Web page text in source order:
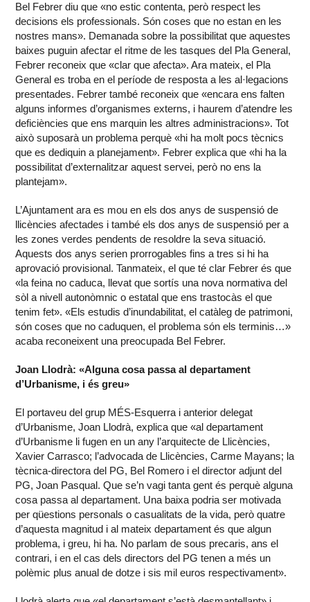
Bel Febrer diu que «no estic contenta, però respect les
decisions els professionals. Són coses que no estan en les
nostres mans». Demanada sobre la possibilitat que aquestes
baixes puguin afectar el ritme de les tasques del Pla General,
Febrer reconeix que «clar que afecta». Ara mateix, el Pla
General es troba en el període de resposta a les al·legacions
presentades. Febrer també reconeix que «encara ens falten
alguns informes d’organismes externs, i haurem d’atendre les
deficiències que ens marquin les altres administracions». Tot
això suposarà un problema perquè «hi ha molt pocs tècnics
que es dediquin a planejament». Febrer explica que «hi ha la
possibilitat d’externalitzar aquest servei, però no ens la
plantejam».
L’Ajuntament ara es mou en els dos anys de suspensió de
llicències afectades i també els dos anys de suspensió per a
les zones verdes pendents de resoldre la seva situació.
Aquests dos anys serien prorrogables fins a tres si hi ha
aprovació provisional. Tanmateix, el que té clar Febrer és que
«la feina no caduca, llevat que sortís una nova normativa del
sòl a nivell autonòmnic o estatal que ens trastocàs el que
tenim fet». «Els estudis d’inundabilitat, el catàleg de patrimoni,
són coses que no caduquen, el problema són els terminis…»
acaba reconeixent una preocupada Bel Febrer.
Joan Llodrà: «Alguna cosa passa al departament
d’Urbanisme, i és greu»
El portaveu del grup MÉS-Esquerra i anterior delegat
d’Urbanisme, Joan Llodrà, explica que «al departament
d’Urbanisme li fugen en un any l’arquitecte de Llicències,
Xavier Carrasco; l’advocada de Llicències, Carme Mayans; la
tècnica-directora del PG, Bel Romero i el director adjunt del
PG, Joan Pasqual. Que se’n vagi tanta gent és perquè alguna
cosa passa al departament. Una baixa podria ser motivada
per qüestions personals o casualitats de la vida, però quatre
d’aquesta magnitud i al mateix departament és que algun
problema, i greu, hi ha. No parlam de sous precaris, ans el
contrari, i en el cas dels directors del PG tenen a més un
polèmic plus anual de dotze i sis mil euros respectivament».